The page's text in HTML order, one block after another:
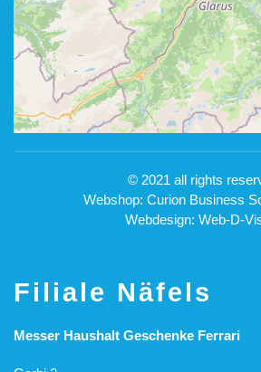
© 2021 all rights
Webshop: Curion Business
Webdesign: Web-D-
Filiale Näfels
Messer Haushalt Geschenke Ferrari